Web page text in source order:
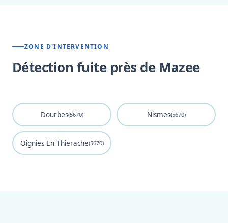
ZONE D'INTERVENTION
Détection fuite près de Mazee
Dourbes(5670) Nismes(5670)
Oignies En Thierache(5670)